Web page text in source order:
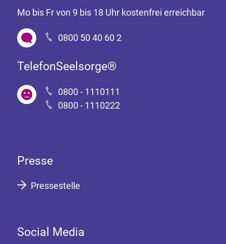
Mo bis Fr von 9 bis 18 Uhr kostenfrei erreichbar
0800 50 40 60 2
TelefonSeelsorge®
0800 - 1110111
0800 - 1110222
Presse
Pressestelle
Social Media